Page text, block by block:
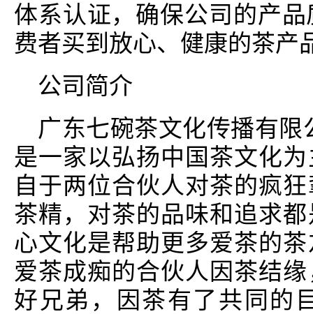
体系认证，确保公司的产
费者买到放心、健康的茶产
公司简介
广东七碗茶文化传播有
是一家以弘扬中国茶文化
自于两位合伙人对茶的疯
茶精，对茶的品味和追求
心文化是帮助更多爱茶的
爱茶成痴的合伙人因茶结
好兄弟，因茶有了共同的